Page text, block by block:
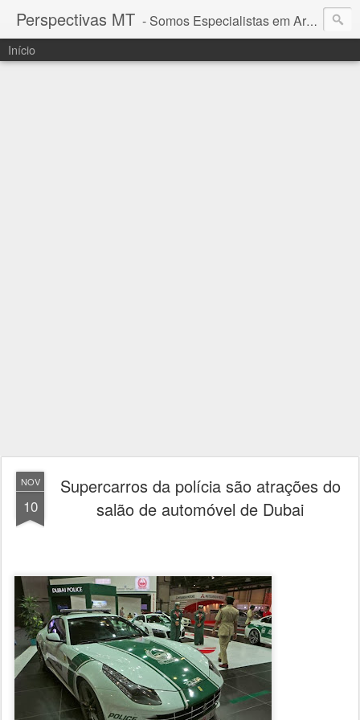
Perspectivas MT - Somos Especialistas em Araguaia - Mato Grosso
Início
NOV
10
Supercarros da polícia são atrações do
salão de automóvel de Dubai